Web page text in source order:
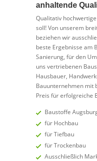
anhaltende
Qualitativ
soll! Von unserem
beziehen wir
beste Ergebnisse am
Sanierung, für den
uns vertriebenen
Hausbauer,
Bauunternehmen mit
Preis für erfolgreiche
Baustoffe
für Hochbau
für Tiefbau
für Trockenbau
Ausschließlich